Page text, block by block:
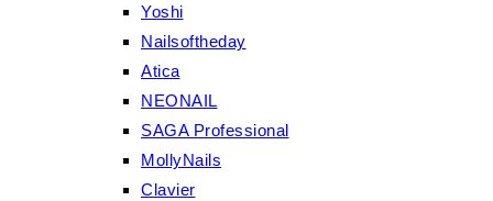
Yoshi
Nailsoftheday
Atica
NEONAIL
SAGA Professional
MollyNails
Clavier